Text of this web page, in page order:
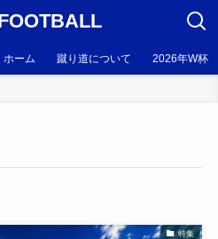
ホーム 蹴り道について 2026年W杯
特集